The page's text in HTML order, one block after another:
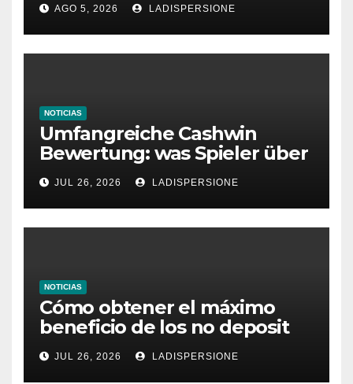
Glücksspielplattformen
AGO 5, 2026 LADISPERSIONE
NOTICIAS
Umfangreiche Cashwin
Bewertung: was Spieler über
dieses Casino denken
JUL 26, 2026 LADISPERSIONE
NOTICIAS
Cómo obtener el máximo
beneficio de los no deposit
bonus codes de roby casino
JUL 26, 2026 LADISPERSIONE